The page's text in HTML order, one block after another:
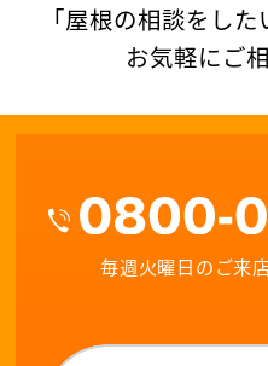
「屋根の相談をし
お気軽にご
毎週火曜日のご来